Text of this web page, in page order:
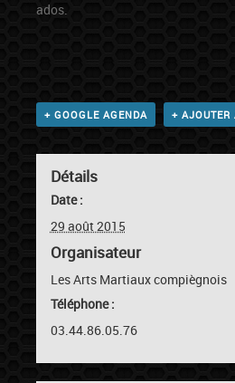
ados.
+ GOOGLE AGENDA + AJOUTER
Détails
Date :
29 août 2015
Organisateur
Les Arts Martiaux compiègnois
Téléphone :
03.44.86.05.76